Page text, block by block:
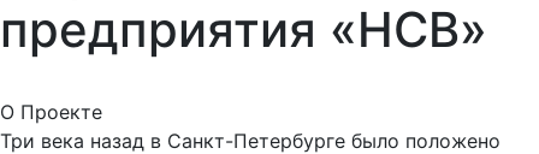
предприятия «НСВ»
О Проекте
Три века назад в Санкт-Петербурге было положено